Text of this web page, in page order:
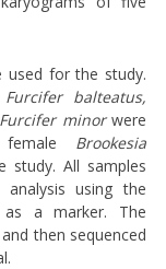
used for the study.
Furcifer balteatus,
Furcifer minorwere
Brookesia
All samples
using the
as a marker. The
then sequenced